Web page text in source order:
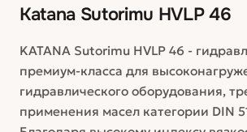
Katana Sutorimu HVLP 46
KATANA Sutorimu HVLP 46 -
премиум-класса для
гидравлического оборудования,
применения масел категории DIN